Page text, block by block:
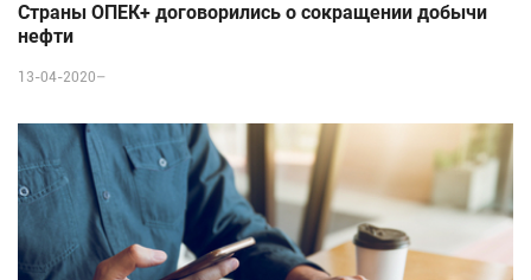
Страны ОПЕК+ договорились о сокращении добычи
нефти
13-04-2020–